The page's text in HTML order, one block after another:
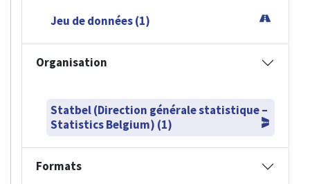
Jeu de données (1)
Organisation
Statbel (Direction générale statistique –
Statistics Belgium) (1)
Formats